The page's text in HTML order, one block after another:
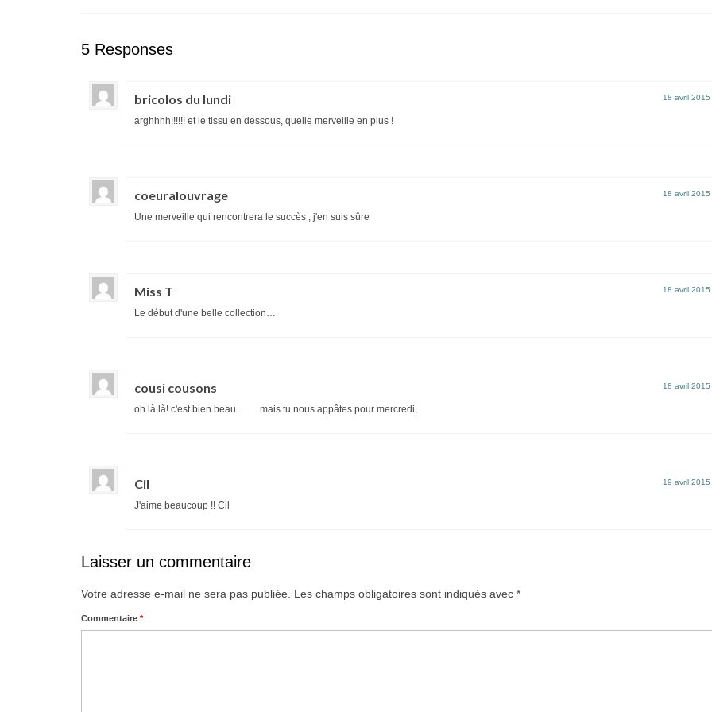
5 Responses
bricolos du lundi 18 avril 2015
arghhhh!!!!!! et le tissu en dessous, quelle merveille en plus !
coeuralouvrage 18 avril 2015
Une merveille qui rencontrera le succès , j'en suis sûre
Miss T 18 avril 2015
Le début d'une belle collection…
cousi cousons 18 avril 2015
oh là là! c'est bien beau …….mais tu nous appâtes pour mercredi,
Cil 19 avril 2015
J'aime beaucoup !! Cil
Laisser un commentaire
Votre adresse e-mail ne sera pas publiée. Les champs obligatoires sont indiqués avec *
Commentaire *